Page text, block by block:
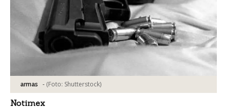
armas - (Foto: Shutterstock)
Notimex